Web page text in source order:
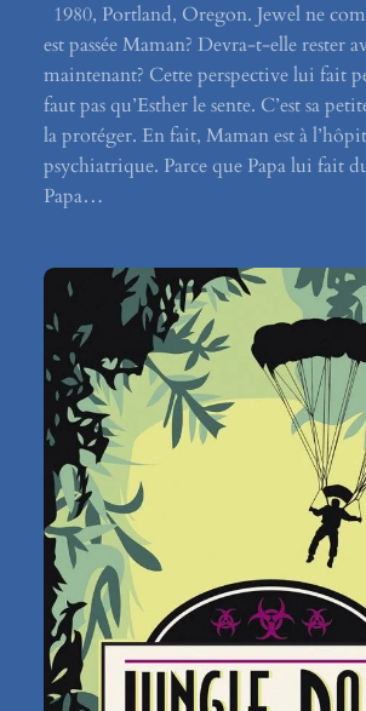
1980, Portland, Oregon. Jewel ne
est passée Maman? Devra-t-elle rester
maintenant? Cette perspective lui fait
faut pas qu’Esther le sente. C’est sa
la protéger. En fait, Maman est à
psychiatrique. Parce que Papa lui fait
Papa…